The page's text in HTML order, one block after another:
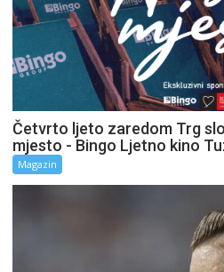
Četvrto ljeto zaredom Trg
mjesto - Bingo Ljetno kino
Magazin